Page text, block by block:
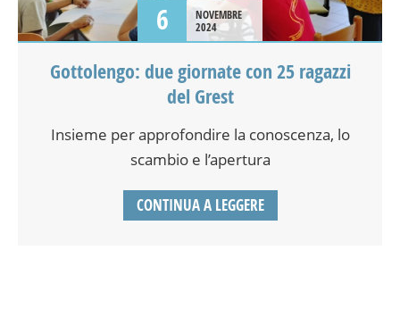
6
NOVEMBRE
2024
Gottolengo: due giornate con 25 ragazzi
del Grest
Insieme per approfondire la conoscenza, lo
scambio e l’apertura
CONTINUA A LEGGERE